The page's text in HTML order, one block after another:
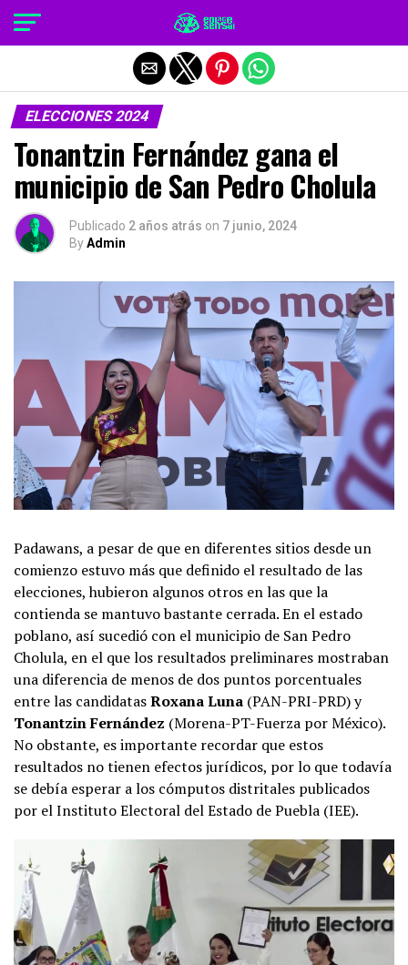
ELECCIONES 2024
Tonantzin Fernández gana el
municipio de San Pedro Cholula
Publicado 2 años atrás on 7 junio, 2024
ByAdmin
Padawans, a pesar de que en diferentes sitios desde un
comienzo estuvo más que definido el resultado de las
elecciones, hubieron algunos otros en las que la
contienda se mantuvo bastante cerrada. En el estado
poblano, así sucedió con el municipio de San Pedro
Cholula, en el que los resultados preliminares mostraban
una diferencia de menos de dos puntos porcentuales
entre las candidatasRoxana Luna (PAN-PRI-PRD) y
Tonantzin Fernández (Morena-PT-Fuerza por México).
No obstante, es importante recordar que estos
resultados no tienen efectos jurídicos, por lo que todavía
se debía esperar a los cómputos distritales publicados
por el Instituto Electoral del Estado de Puebla (IEE).
Salir de la versión móvil